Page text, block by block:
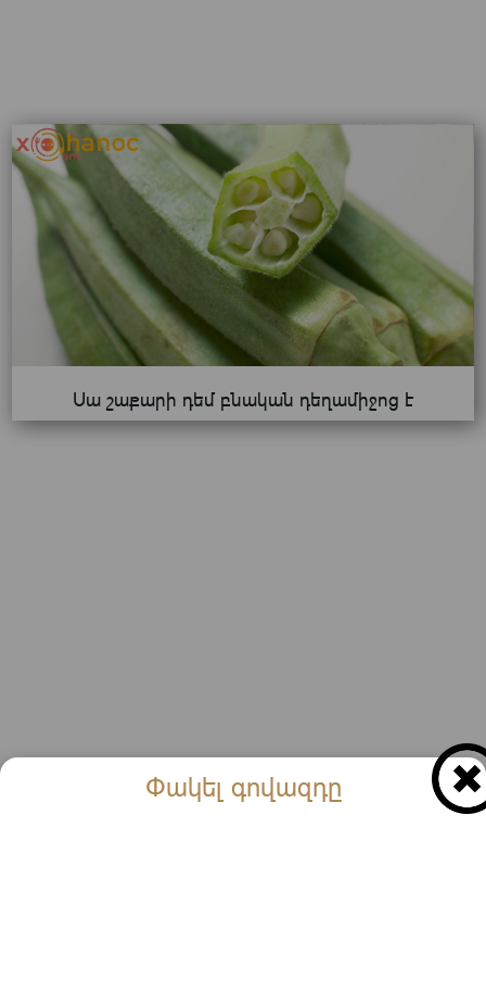
Սա շաքարի դեմ բնական դեղամիջոց է
Փակել գովազդը